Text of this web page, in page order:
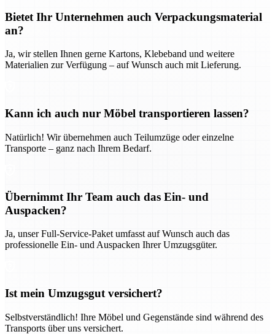
Bietet Ihr Unternehmen auch Verpackungsmaterial
an?
Ja, wir stellen Ihnen gerne Kartons, Klebeband und weitere
Materialien zur Verfügung – auf Wunsch auch mit Lieferung.
Kann ich auch nur Möbel transportieren lassen?
Natürlich! Wir übernehmen auch Teilumzüge oder einzelne
Transporte – ganz nach Ihrem Bedarf.
Übernimmt Ihr Team auch das Ein- und
Auspacken?
Ja, unser Full-Service-Paket umfasst auf Wunsch auch das
professionelle Ein- und Auspacken Ihrer Umzugsgüter.
Ist mein Umzugsgut versichert?
Selbstverständlich! Ihre Möbel und Gegenstände sind während des
Transports über uns versichert.